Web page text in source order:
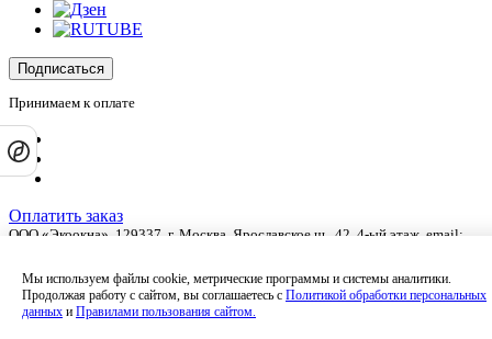
Подписаться
Принимаем к оплате
Оплатить заказ
ООО «Экоокна», 129337, г. Москва Ярославское ш., 42 , 4-ый этаж, email:
Оставляя на сайте свои контактные данные, Вы даете согласие на обработку
своих персональных данных в соответствии сполитикой
конфиденциальности .
Сайт не является публичной офертой и носит информационный характер.
Мы используем файлы cookie, метрические программы и системы аналитики.
Продолжая работу с сайтом, вы соглашаетесь с Политикой обработки персональных
данных и Правилами пользования сайтом.